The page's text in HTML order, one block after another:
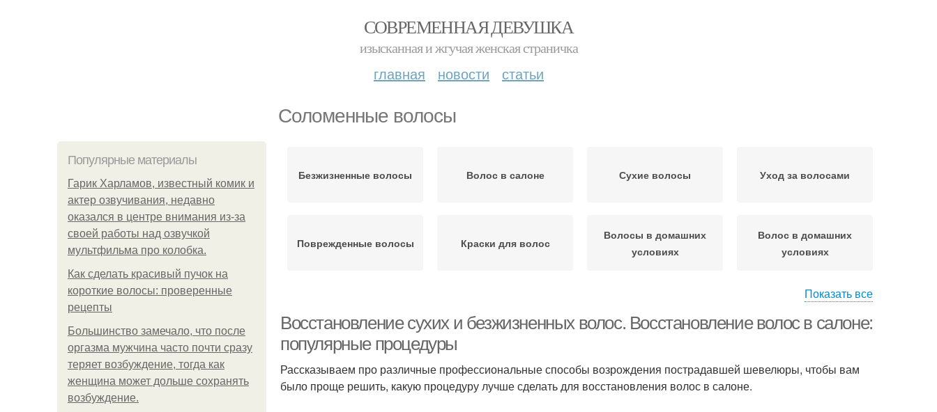
СОВРЕМЕННАЯ ДЕВУШКА
изысканная и жгучая женская страничка
главная новости статьи
Соломенные волосы
Популярные материалы
Гарик Харламов, известный комик и
актер озвучивания, недавно
оказался в центре внимания из-за
своей работы над озвучкой
мультфильма про колобка.
Как сделать красивый пучок на
короткие волосы: проверенные
рецепты
Большинство замечало, что после
оргазма мужчина часто почти сразу
теряет возбуждение, тогда как
женщина может дольше сохранять
возбуждение.
Безжизненные волосы Волос в салоне Сухие волосы Уход за волосами
Поврежденные волосы Краски для волос
Волосы в домашних
условиях
Волос в домашних
условиях
Показать все
Восстановление сухих и безжизненных волос. Восстановление волос в салоне:
популярные процедуры
Рассказываем про различные профессиональные способы возрождения пострадавшей шевелюры, чтобы вам
было проще решить, какую процедуру лучше сделать для восстановления волос в салоне.